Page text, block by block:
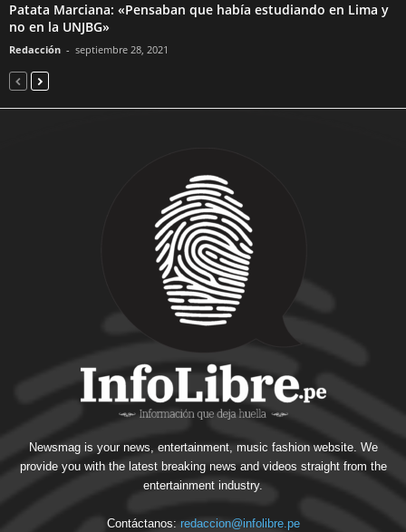
Patata Marciana: «Pensaban que había estudiando en Lima y
no en la UNJBG»
Redacción - septiembre 28, 2021
Newsmag is your news, entertainment, music fashion website. We
provide you with the latest breaking news and videos straight from the
entertainment industry.
Contáctanos: redaccion@infolibre.pe